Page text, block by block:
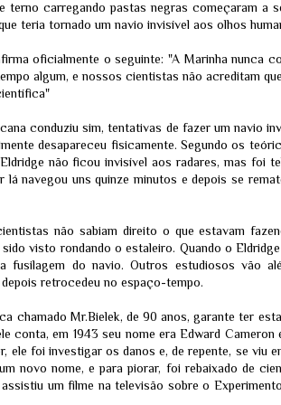
terno carregando pastas negras começaram
teria tornado um navio invisível aos olhos
oficialmente o seguinte: "A Marinha nunca
algum, e nossos cientistas não acreditam
conduziu sim, tentativas de fazer um navio
desapareceu fisicamente. Segundo os
não ficou invisível aos radares, mas foi
lá navegou uns quinze minutos e depois se
não sabiam direito o que estavam
visto rondando o estaleiro. Quando o
fusilagem do navio. Outros estudiosos vão
retrocedeu no espaço-tempo.
chamado Mr.Bielek, de 90 anos, garante ter
conta, em 1943 seu nome era Edward
ele foi investigar os danos e, de repente, se viu
novo nome, e para piorar, foi rebaixado de
um filme na televisão sobre o
JUL
O "Hack do
Verdade por Trás da
Invasão da
HuggingFace pela
OpenAI - ELES
ESTÃO
de
está
Quem